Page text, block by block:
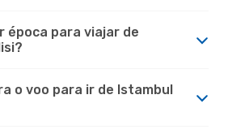
época para viajar de
o voo para ir de Istambul